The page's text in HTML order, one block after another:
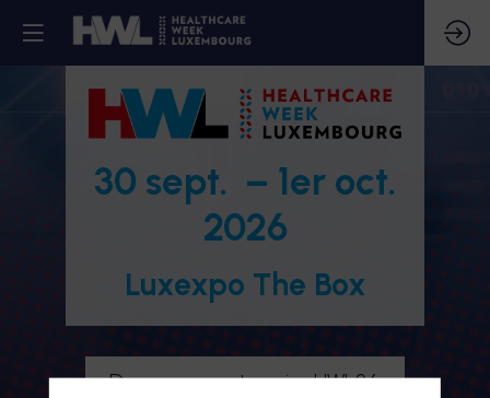
30 sept. – 1er oct.
2026
Luxexpo The Box
Devenez partenaire HWL26